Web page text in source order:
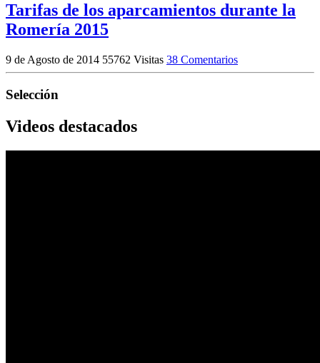
Tarifas de los aparcamientos durante la
Romería 2015
9 de Agosto de 2014 55762 Visitas 38 Comentarios
Selección
Videos destacados